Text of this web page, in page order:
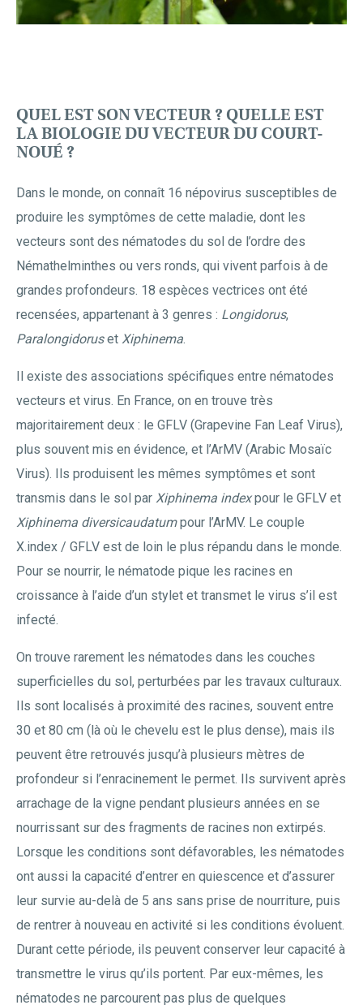
QUEL EST SON VECTEUR ? QUELLE EST
LA BIOLOGIE DU VECTEUR DU COURT-
NOUÉ ?
Dans le monde, on connaît 16 népovirus susceptibles de
produire les symptômes de cette maladie, dont les
vecteurs sont des nématodes du sol de l’ordre des
Némathelminthes ou vers ronds, qui vivent parfois à de
grandes profondeurs. 18 espèces vectrices ont été
recensées, appartenant à 3 genres : Longidorus,
Paralongidoruset Xiphinema.
Il existe des associations spécifiques entre nématodes
vecteurs et virus. En France, on en trouve très
majoritairement deux : le GFLV (Grapevine Fan Leaf Virus),
plus souvent mis en évidence, et l’ArMV (Arabic Mosaïc
Virus). Ils produisent les mêmes symptômes et sont
transmis dans le sol par Xiphinema indexpour le GFLV et
Xiphinema diversicaudatumpour l’ArMV. Le couple
X.index / GFLV est de loin le plus répandu dans le monde.
Pour se nourrir, le nématode pique les racines en
croissance à l’aide d’un stylet et transmet le virus s’il est
infecté.
On trouve rarement les nématodes dans les couches
superficielles du sol, perturbées par les travaux culturaux.
Ils sont localisés à proximité des racines, souvent entre
30 et 80 cm (là où le chevelu est le plus dense), mais ils
peuvent être retrouvés jusqu’à plusieurs mètres de
profondeur si l’enracinement le permet. Ils survivent après
arrachage de la vigne pendant plusieurs années en se
nourrissant sur des fragments de racines non extirpés.
Lorsque les conditions sont défavorables, les nématodes
ont aussi la capacité d’entrer en quiescence et d’assurer
leur survie au-delà de 5 ans sans prise de nourriture, puis
de rentrer à nouveau en activité si les conditions évoluent.
Durant cette période, ils peuvent conserver leur capacité à
transmettre le virus qu’ils portent. Par eux-mêmes, les
nématodes ne parcourent pas plus de quelques